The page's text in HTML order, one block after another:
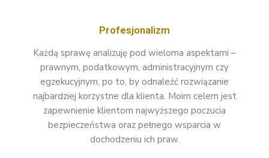
Profesjonalizm
Każdą sprawę analizuję pod wieloma aspektami –
prawnym, podatkowym, administracyjnym czy
egzekucyjnym, po to, by odnaleźć rozwiązanie
najbardziej korzystne dla klienta. Moim celem jest
zapewnienie klientom najwyższego poczucia
bezpieczeństwa oraz pełnego wsparcia w
dochodzeniu ich praw.